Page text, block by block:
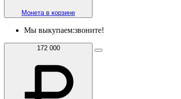
Монета в корзине
Мы выкупаем:звоните!
172 000